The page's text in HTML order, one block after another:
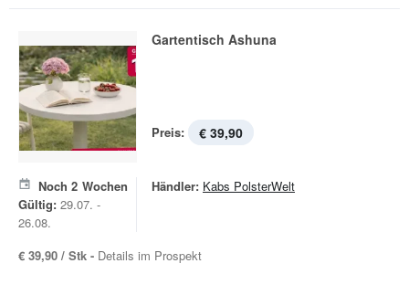
Gartentisch Ashuna
Preis: € 39,90
Noch 2 Wochen
Gültig: 29.07. -
26.08.
Händler: Kabs PolsterWelt
€ 39,90 / Stk - Details im Prospekt